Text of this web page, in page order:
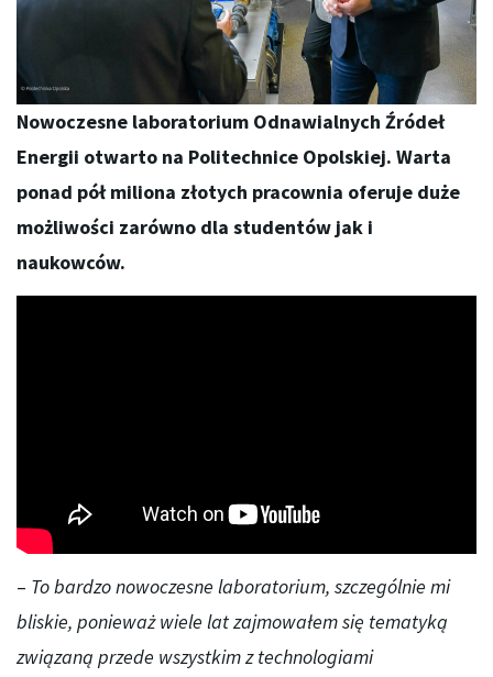
Nowoczesne laboratorium Odnawialnych Źródeł
Energii otwarto na Politechnice Opolskiej. Warta
ponad pół miliona złotych pracownia oferuje duże
możliwości zarówno dla studentów jak i
naukowców.
– To bardzo nowoczesne laboratorium, szczególnie mi
bliskie, ponieważ wiele lat zajmowałem się tematyką
związaną przede wszystkim z technologiami